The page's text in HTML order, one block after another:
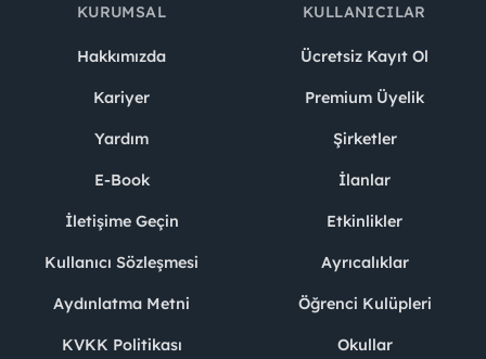
KURUMSAL
Hakkımızda
Kariyer
Yardım
E-Book
İletişime Geçin
Kullanıcı Sözleşmesi
Aydınlatma Metni
KVKK Politikası
KULLANICILAR
Ücretsiz Kayıt Ol
Premium Üyelik
Şirketler
İlanlar
Etkinlikler
Ayrıcalıklar
Öğrenci Kulüpleri
Okullar